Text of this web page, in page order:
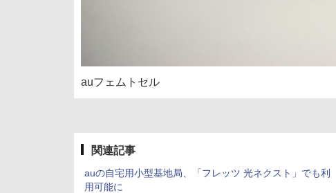
auフェムトセル
関連記事
auの自宅用小型基地局、「フレッツ 光ネクスト」でも利
用可能に